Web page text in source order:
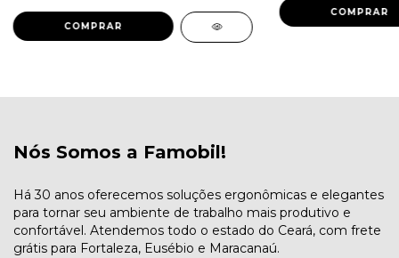
COMPRAR
COMPRAR
Nós Somos a Famobil!
Há 30 anos oferecemos soluções ergonômicas e elegantes
para tornar seu ambiente de trabalho mais produtivo e
confortável. Atendemos todo o estado do Ceará, com frete
grátis para Fortaleza, Eusébio e Maracanaú.